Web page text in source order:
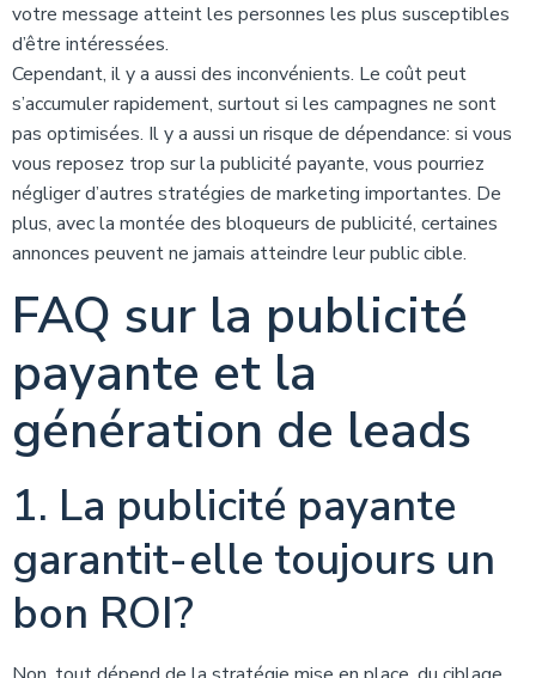
votre message atteint les personnes les plus susceptibles
d’être intéressées.
Cependant, il y a aussi des inconvénients. Le coût peut
s’accumuler rapidement, surtout si les campagnes ne sont
pas optimisées. Il y a aussi un risque de dépendance: si vous
vous reposez trop sur la publicité payante, vous pourriez
négliger d’autres stratégies de marketing importantes. De
plus, avec la montée des bloqueurs de publicité, certaines
annonces peuvent ne jamais atteindre leur public cible.
FAQ sur la publicité
payante et la
génération de leads
1. La publicité payante
garantit-elle toujours un
bon ROI?